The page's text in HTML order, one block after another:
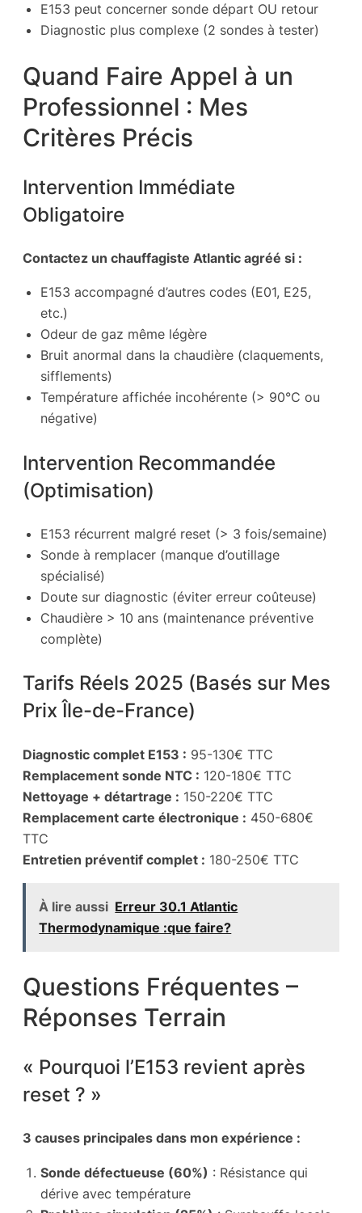
E153 peut concerner sonde départ OU retour
Diagnostic plus complexe (2 sondes à tester)
Quand Faire Appel à un
Professionnel : Mes
Critères Précis
Intervention Immédiate
Obligatoire
Contactez un chauffagiste Atlantic agréé si :
E153 accompagné d’autres codes (E01, E25,
etc.)
Odeur de gaz même légère
Bruit anormal dans la chaudière (claquements,
sifflements)
Température affichée incohérente (> 90°C ou
négative)
Intervention Recommandée
(Optimisation)
E153 récurrent malgré reset (> 3 fois/semaine)
Sonde à remplacer (manque d’outillage
spécialisé)
Doute sur diagnostic (éviter erreur coûteuse)
Chaudière > 10 ans (maintenance préventive
complète)
Tarifs Réels 2025 (Basés sur Mes
Prix Île-de-France)
Diagnostic complet E153 : 95-130€ TTC
Remplacement sonde NTC : 120-180€ TTC
Nettoyage + détartrage : 150-220€ TTC
Remplacement carte électronique : 450-680€
TTC
Entretien préventif complet : 180-250€ TTC
À lire aussi Erreur 30.1 Atlantic
Thermodynamique :que faire?
Questions Fréquentes –
Réponses Terrain
« Pourquoi l’E153 revient après
reset ? »
3 causes principales dans mon expérience :
Sonde défectueuse (60%) : Résistance qui
dérive avec température